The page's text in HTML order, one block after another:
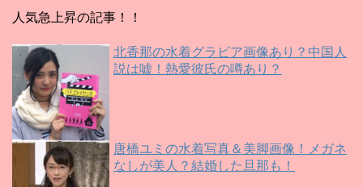
人気急上昇の記事！！
北香那の水着グラビア画像あり？中国人
説は嘘！熱愛彼氏の噂あり？
唐橋ユミの水着写真＆美脚画像！メガネ
なしが美人？結婚した旦那も！